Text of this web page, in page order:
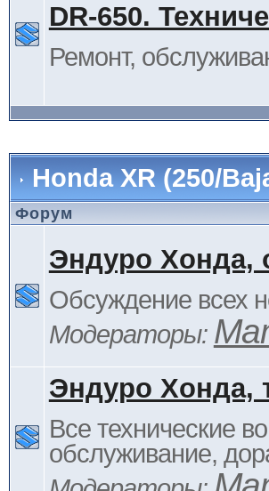
DR-650.
Ремонт,
Honda XR (250/
Форум
Эндуро Хонда,
Обсуждение всех
Модераторы:
Эндуро Хонда,
Все технические
обслуживание,